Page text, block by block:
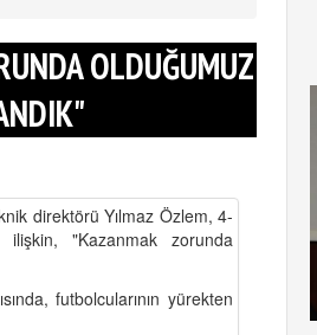
OLDUĞUMUZ
direktörü Yılmaz Özlem, 4-
ilişkin, "Kazanmak zorunda
futbolcularının yürekten